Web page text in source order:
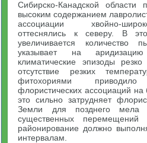
Сибирско-Канадской области
высоким содержанием
ассоциации хвойно-
оттеснялись к северу. В
увеличивается количество
указывает на
климатические эпизоды
отсутствие резких
фитохориями
флористических ассоциаций
это сильно затрудняет
Земли для позднего
существенных перемещений
районирование должно
интервалам.